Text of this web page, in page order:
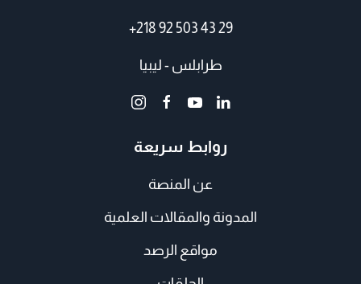
+218 92 503 43 29
طرابلس - ليبيا
روابط سريعة
عن المنصة
المدونة والمقالات العلمية
مواقع الرصد